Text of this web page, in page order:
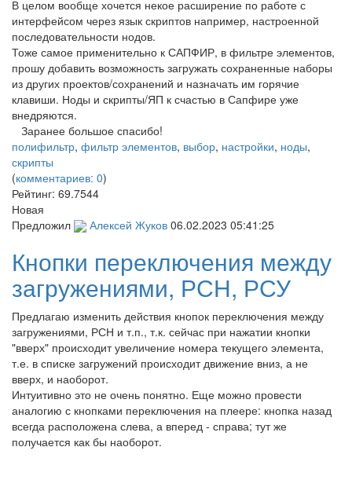
В целом вообще хочется некое расширение по работе с
интерфейсом через язык скриптов например, настроенной
последовательности нодов.
Тоже самое применительно к САПФИР, в фильтре элементов,
прошу добавить возможность загружать сохраненные наборы
из других проектов/сохранений и назначать им горячие
клавиши. Ноды и скрипты/ЯП к счастью в Сапфире уже
внедряются.
Заранее большое спасибо!
полифильтр, фильтр элементов, выбор, настройки, ноды,
скрипты
(комментариев: 0)
Рейтинг: 69.7544
Новая
Предложил
Алексей Жуков 06.02.2023 05:41:25
Кнопки переключения между
загружениями, РСН, РСУ
Предлагаю изменить действия кнопок переключения между
загружениями, РСН и т.п., т.к. сейчас при нажатии кнопки
"вверх" происходит увеличение номера текущего элемента,
т.е. в списке загружений происходит движение вниз, а не
вверх, и наоборот.
Интуитивно это не очень понятно. Еще можно провести
аналогию с кнопками переключения на плеере: кнопка назад
всегда расположена слева, а вперед - справа; тут же
получается как бы наоборот.